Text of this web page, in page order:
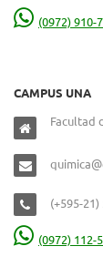
(0972) 910-
CAMPUS UNA
Facultad
(+595-
(0972) 112-